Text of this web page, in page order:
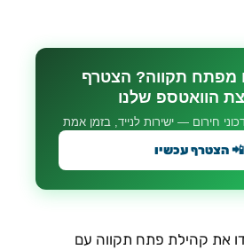
מפתח תקווה? הצטרף
הוואטספ שלנו
חירום — ישירות לנייד, בזמן אמת
📲 הצטרף עכשיו
את קהילת פתח תקווה עם